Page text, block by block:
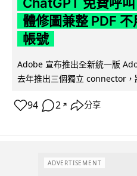
體修圖兼整 PDF
帳號
Adobe 宣布推出全新統一版
去年推出三個獨立 connector
94 2 ↗ 分享
ADVERTISEMENT